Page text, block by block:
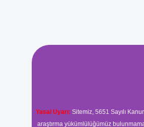
Yasal Uyarı: Sitemiz, 5651 Sayılı
araştırma yükümlülüğümüz